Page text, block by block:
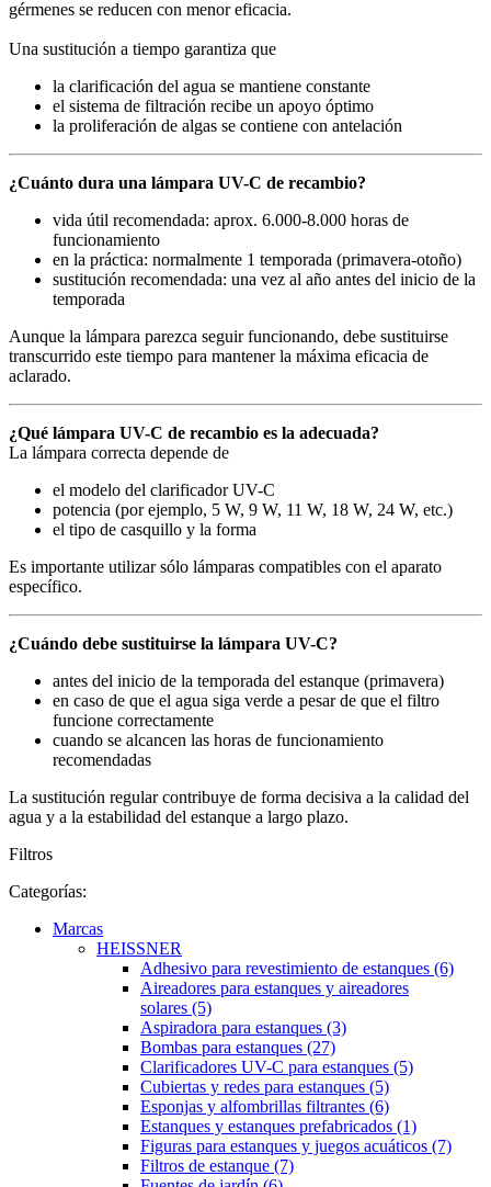
gérmenes se reducen con menor eficacia.
Una sustitución a tiempo garantiza que
la clarificación del agua se mantiene constante
el sistema de filtración recibe un apoyo óptimo
la proliferación de algas se contiene con antelación
¿Cuánto dura una lámpara UV-C de recambio?
vida útil recomendada: aprox. 6.000-8.000 horas de
funcionamiento
en la práctica: normalmente 1 temporada (primavera-otoño)
sustitución recomendada: una vez al año antes del inicio de la
temporada
Aunque la lámpara parezca seguir funcionando, debe sustituirse
transcurrido este tiempo para mantener la máxima eficacia de
aclarado.
¿Qué lámpara UV-C de recambio es la adecuada?
La lámpara correcta depende de
el modelo del clarificador UV-C
potencia (por ejemplo, 5 W, 9 W, 11 W, 18 W, 24 W, etc.)
el tipo de casquillo y la forma
Es importante utilizar sólo lámparas compatibles con el aparato
específico.
¿Cuándo debe sustituirse la lámpara UV-C?
antes del inicio de la temporada del estanque (primavera)
en caso de que el agua siga verde a pesar de que el filtro
funcione correctamente
cuando se alcancen las horas de funcionamiento
recomendadas
La sustitución regular contribuye de forma decisiva a la calidad del
agua y a la estabilidad del estanque a largo plazo.
Filtros
Categorías:
Marcas
HEISSNER
Adhesivo para revestimiento de estanques (6)
Aireadores para estanques y aireadores
solares (5)
Aspiradora para estanques (3)
Bombas para estanques (27)
Clarificadores UV-C para estanques (5)
Cubiertas y redes para estanques (5)
Esponjas y alfombrillas filtrantes (6)
Estanques y estanques prefabricados (1)
Figuras para estanques y juegos acuáticos (7)
Filtros de estanque (7)